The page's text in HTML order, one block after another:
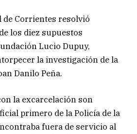
de Corrientes resolvió
los diez supuestos
Lucio Dupuy,
la investigación de la
Danilo Peña.
la excarcelación son
primero de la Policía de la
fuera de servicio al